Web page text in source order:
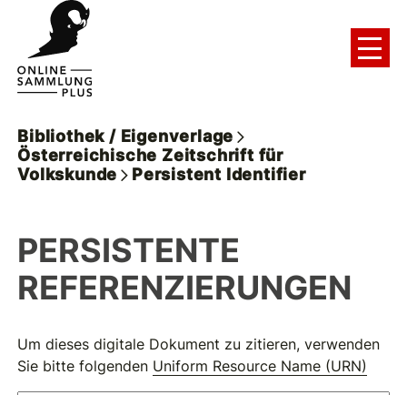
Bibliothek / Eigenverlage
Österreichische Zeitschrift für
Volkskunde
Persistent Identifier
PERSISTENTE
REFERENZIERUNGEN
Um dieses digitale Dokument zu zitieren, verwenden
Sie bitte folgenden Uniform Resource Name (URN)